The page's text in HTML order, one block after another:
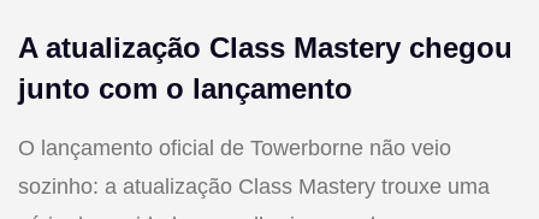
A atualização Class Mastery chegou
junto com o lançamento
O lançamento oficial de Towerborne não veio
sozinho: a atualização Class Mastery trouxe uma